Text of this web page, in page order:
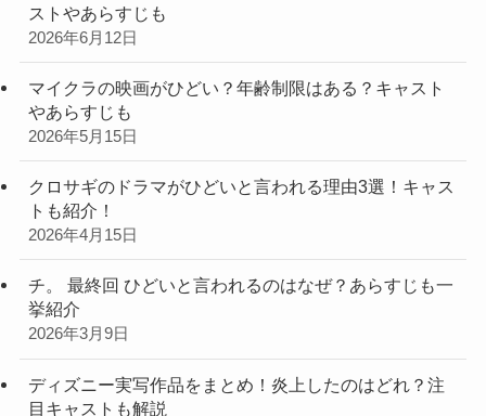
ストやあらすじも
2026年6月12日
マイクラの映画がひどい？年齢制限はある？キャスト
やあらすじも
2026年5月15日
クロサギのドラマがひどいと言われる理由3選！キャス
トも紹介！
2026年4月15日
チ。 最終回 ひどいと言われるのはなぜ？あらすじも一
挙紹介
2026年3月9日
ディズニー実写作品をまとめ！炎上したのはどれ？注
目キャストも解説